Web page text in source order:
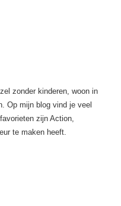
zonder kinderen, woon in
Op mijn blog vind je veel
zijn Action,
te maken heeft.